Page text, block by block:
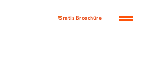
Gratis Broschüre